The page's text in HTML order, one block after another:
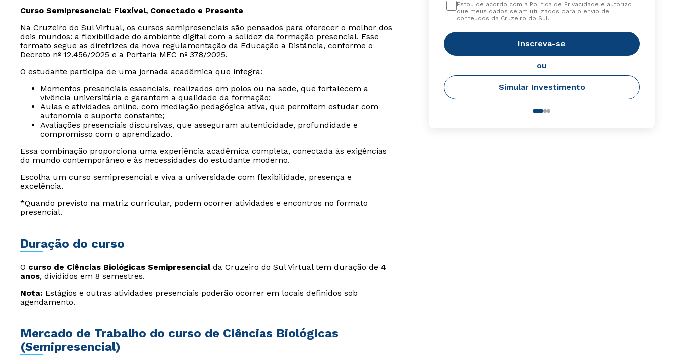
Curso Semipresencial: Flexível, Conectado e Presente
Na Cruzeiro do Sul Virtual, os cursos semipresenciais são pensados para oferecer o melhor dos
dois mundos: a flexibilidade do ambiente digital com a solidez da formação presencial. Esse
formato segue as diretrizes da nova regulamentação da Educação a Distância, conforme o
Decreto nº 12.456/2025 e a Portaria MEC nº 378/2025.
O estudante participa de uma jornada acadêmica que integra:
Momentos presenciais essenciais, realizados em polos ou na sede, que fortalecem a
vivência universitária e garantem a qualidade da formação;
Aulas e atividades online, com mediação pedagógica ativa, que permitem estudar com
autonomia e suporte constante;
Avaliações presenciais discursivas, que asseguram autenticidade, profundidade e
compromisso com o aprendizado.
Essa combinação proporciona uma experiência acadêmica completa, conectada às exigências
do mundo contemporâneo e às necessidades do estudante moderno.
Escolha um curso semipresencial e viva a universidade com flexibilidade, presença e
excelência.
*Quando previsto na matriz curricular, podem ocorrer atividades e encontros no formato
presencial.
Duração do curso
O curso de Ciências Biológicas Semipresencialda Cruzeiro do Sul Virtual tem duração de 4
anos, divididos em 8 semestres.
Nota: Estágios e outras atividades presenciais poderão ocorrer em locais definidos sob
agendamento.
Mercado de Trabalho do curso de Ciências Biológicas
(Semipresencial)
Estou de acordo com a Política de Privacidade e autorizo
que meus dados sejam utilizados para o envio de
conteúdos da Cruzeiro do Sul.
Inscreva-se
ou
Simular Investimento